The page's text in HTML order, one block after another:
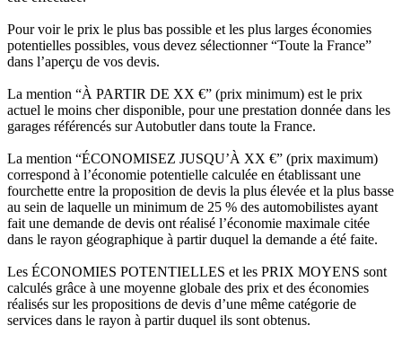
Pour voir le prix le plus bas possible et les plus larges économies
potentielles possibles, vous devez sélectionner “Toute la France”
dans l’aperçu de vos devis.
La mention “À PARTIR DE XX €” (prix minimum) est le prix
actuel le moins cher disponible, pour une prestation donnée dans les
garages référencés sur Autobutler dans toute la France.
La mention “ÉCONOMISEZ JUSQU’À XX €” (prix maximum)
correspond à l’économie potentielle calculée en établissant une
fourchette entre la proposition de devis la plus élevée et la plus basse
au sein de laquelle un minimum de 25 % des automobilistes ayant
fait une demande de devis ont réalisé l’économie maximale citée
dans le rayon géographique à partir duquel la demande a été faite.
Les ÉCONOMIES POTENTIELLES et les PRIX MOYENS sont
calculés grâce à une moyenne globale des prix et des économies
réalisés sur les propositions de devis d’une même catégorie de
services dans le rayon à partir duquel ils sont obtenus.